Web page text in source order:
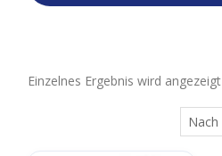
Einzelnes Ergebnis wird angezeigt